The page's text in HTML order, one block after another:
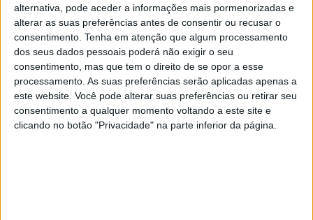
alternativa, pode aceder a informações mais pormenorizadas e
alterar as suas preferências antes de consentir ou recusar o
consentimento. Tenha em atenção que algum processamento
dos seus dados pessoais poderá não exigir o seu
consentimento, mas que tem o direito de se opor a esse
processamento. As suas preferências serão aplicadas apenas a
este website. Você pode alterar suas preferências ou retirar seu
consentimento a qualquer momento voltando a este site e
clicando no botão "Privacidade" na parte inferior da página.
Diogo Graça foi 2º de início ao fim e conquistou o seu
melhor resultado da temporada na categoria Elite.
Sandro Peixe foi regular e voltou aos pódios depois de
duas provas fora do Top 3. SP lidera o campeonato com
19 pontos de avanço sobre o “Bullman”.
Artigos relacionados